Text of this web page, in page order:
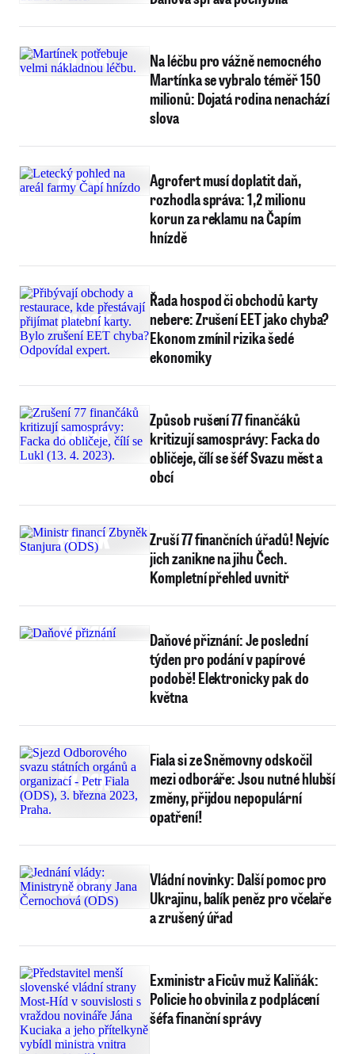
Na léčbu pro vážně nemocného
Martínka se vybralo téměř 150
milionů: Dojatá rodina nenachází
slova
Agrofert musí doplatit daň,
rozhodla správa: 1,2 milionu
korun za reklamu na Čapím
hnízdě
Řada hospod či obchodů karty
nebere: Zrušení EET jako chyba?
Ekonom zmínil rizika šedé
ekonomiky
Způsob rušení 77 finančáků
kritizují samosprávy: Facka do
obličeje, čílí se šéf Svazu měst a
obcí
Zruší 77 finančních úřadů! Nejvíc
jich zanikne na jihu Čech.
Kompletní přehled uvnitř
Daňové přiznání: Je poslední
týden pro podání v papírové
podobě! Elektronicky pak do
května
Fiala si ze Sněmovny odskočil
mezi odboráře: Jsou nutné hlubší
změny, přijdou nepopulární
opatření!
Vládní novinky: Další pomoc pro
Ukrajinu, balík peněz pro včelaře
a zrušený úřad
Exministr a Ficův muž Kaliňák:
Policie ho obvinila z podplácení
šéfa finanční správy